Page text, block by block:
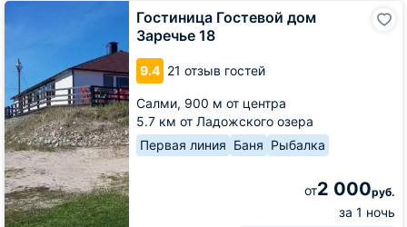
Гостиница Гостевой дом
Заречье 18
9.4 21 отзыв гостей
Салми, 900 м от центра
5.7 км от Ладожского озера
Первая линия Баня Рыбалка
от2 000руб.
за 1 ночь
Гостиница
Гостевой
Заречье